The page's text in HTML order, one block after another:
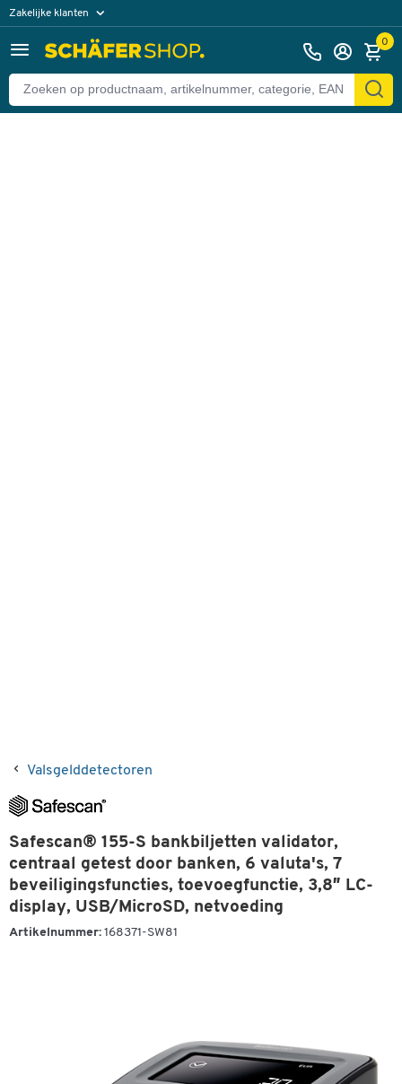
Zakelijke klanten
Particuliere klanten 0
Valsgelddetectoren
Safescan® 155-S bankbiljetten validator,
centraal getest door banken, 6 valuta's, 7
beveiligingsfuncties, toevoegfunctie, 3,8″ LC-
display, USB/MicroSD, netvoeding
Artikelnummer: 168371-SW81
Terug